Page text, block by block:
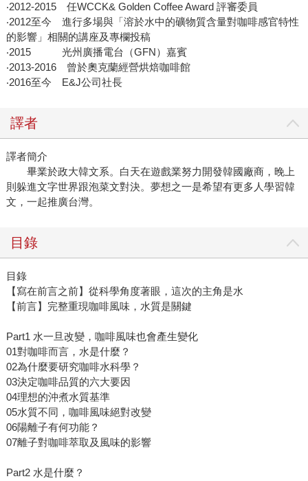
‧2012-2015 任WCCK& Golden Coffee Award 評審委員
‧2012至今 進行多場與「溶於水中的礦物質含量對咖啡感官特性
的影響」相關的講座及專欄投稿
‧2015 光州廣播電台（GFN）嘉賓
‧2013-2016 曾於奧克蘭經營烘焙咖啡館
‧2016至今 E&J公司社長
譯者
譯者簡介
畢業於政大韓文系。白天在遊戲業努力開發韓國廠商，晚上
則躲進文字世界跟泡菜文對決。夢想之一是希望有更多人學習韓
文，一起推廣台灣。
目錄
目錄
【寫在前言之前】從科學角度著眼，這次的主角是水
【前言】完整重現咖啡風味，水質是關鍵
Part1 水一旦改變，咖啡風味也會產生變化
01對咖啡而言，水是什麼？
02為什麼要研究咖啡水科學？
03決定咖啡品質的六大要因
04理想的沖煮水質基準
05水質不同，咖啡風味絕對改變
06陽離子有何功能？
07離子對咖啡萃取及風味的影響
Part2 水是什麼？